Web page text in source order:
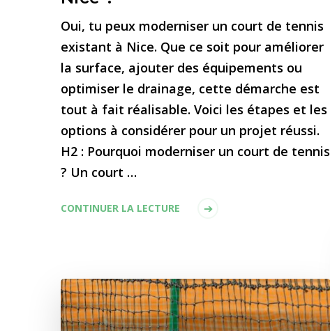
Oui, tu peux moderniser un court de tennis
existant à Nice. Que ce soit pour améliorer
la surface, ajouter des équipements ou
optimiser le drainage, cette démarche est
tout à fait réalisable. Voici les étapes et les
options à considérer pour un projet réussi.
H2 : Pourquoi moderniser un court de tennis
? Un court …
CONTINUER LA LECTURE